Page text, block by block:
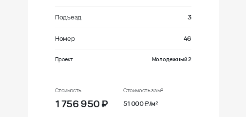
Подъезд 3
Номер 46
Проект Молодежный 2
Стоимость
1 756 950₽
Стоимость за м²
51 000 ₽/м²